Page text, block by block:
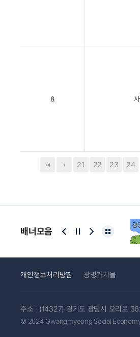
8
21 22 23 24
배너모음
개인정보처리방침 광명가치몰
주소 : (14327) 경기도 광명시 오리로
© 2024 Gwangmyeong Social Economy